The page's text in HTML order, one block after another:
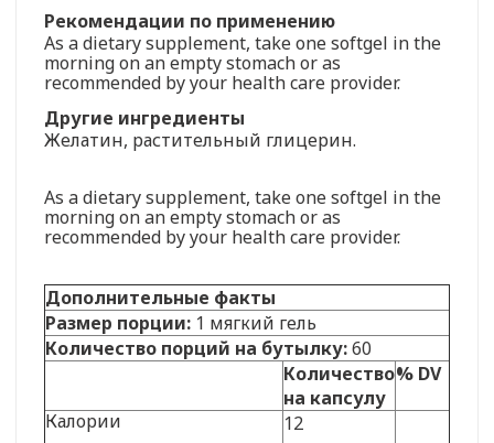
Рекомендации по применению
As a dietary supplement, take one softgel in the
morning on an empty stomach or as
recommended by your health care provider.
Другие ингредиенты
Желатин, растительный глицерин.
As a dietary supplement, take one softgel in the
morning on an empty stomach or as
recommended by your health care provider.
Дополнительные факты
Размер порции: 1 мягкий гель
Количество порций на бутылку:60
Количество
на капсулу
% DV
Калории
12